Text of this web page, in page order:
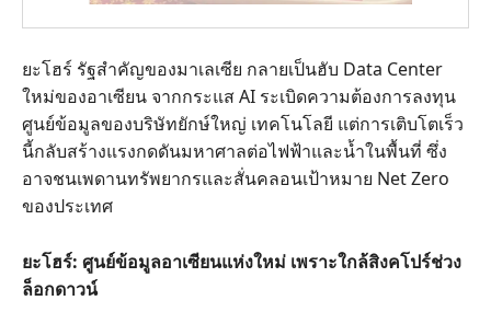
ยะโฮร์ รัฐสำคัญของมาเลเซีย กลายเป็นฮับ Data Center
ใหม่ของอาเซียน จากกระแส AI ระเบิดความต้องการลงทุน
ศูนย์ข้อมูลของบริษัทยักษ์ใหญ่ เทคโนโลยี แต่การเติบโตเร็ว
นี้กลับสร้างแรงกดดันมหาศาลต่อไฟฟ้าและน้ำในพื้นที่ ซึ่ง
อาจชนเพดานทรัพยากรและสั่นคลอนเป้าหมาย Net Zero
ของประเทศ
ยะโฮร์: ศูนย์ข้อมูลอาเซียนแห่งใหม่ เพราะใกล้สิงคโปร์ช่วง
ล็อกดาวน์